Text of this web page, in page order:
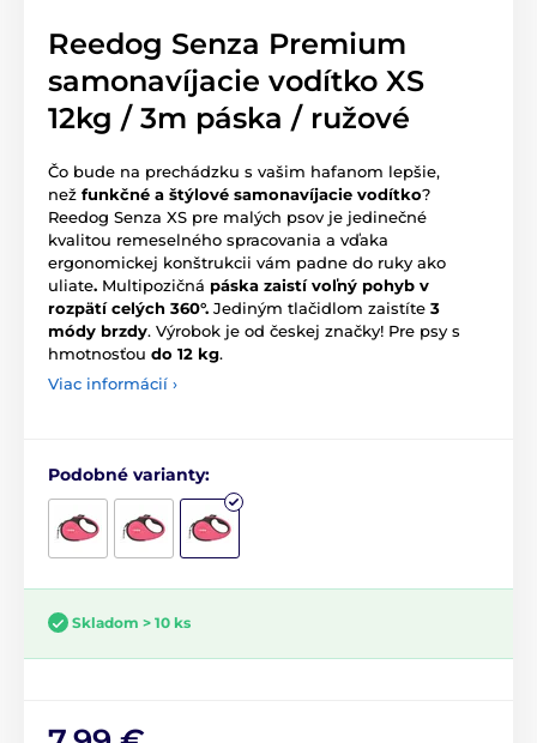
Reedog Senza Premium
samonavíjacie vodítko XS
12kg / 3m páska / ružové
Čo bude na prechádzku s vašim hafanom lepšie,
než funkčné a štýlové samonavíjacie vodítko?
Reedog Senza XS pre malých psov je jedinečné
kvalitou remeselného spracovania a vďaka
ergonomickej konštrukcii vám padne do ruky ako
uliate. Multipozičná páska zaistí voľný pohyb v
rozpätí celých 360°. Jediným tlačidlom zaistíte 3
módy brzdy. Výrobok je od českej značky! Pre psy s
hmotnosťou do 12 kg.
Viac informácií ›
Podobné varianty:
Skladom > 10 ks